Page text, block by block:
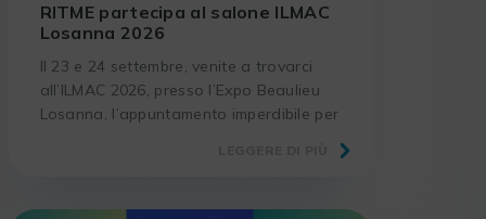
RITME partecipa al salone ILMAC
Losanna 2026
Il 23 e 24 settembre, venite a trovarci
all’ILMAC 2026, presso l’Expo Beaulieu
Losanna, l’appuntamento imperdibile per